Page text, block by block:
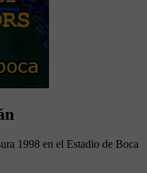
1998 en el Estadio de Boca